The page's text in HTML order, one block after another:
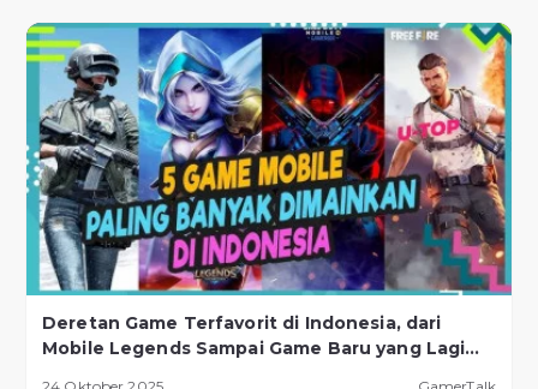
Deretan Game Terfavorit di Indonesia, dari
Mobile Legends Sampai Game Baru yang Lagi